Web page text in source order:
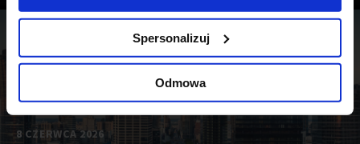
Spersonalizuj
Odmowa
8 CZERWCA 2026